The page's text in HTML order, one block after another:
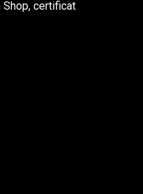
certificat